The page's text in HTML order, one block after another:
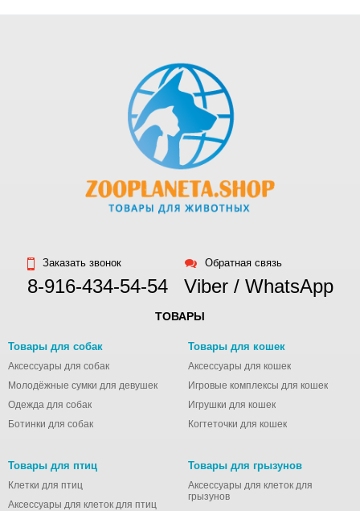
Заказать звонок
8-916-434-54-54
Обратная связь
Viber / WhatsApp
ТОВАРЫ
Товары для собак
Аксессуары для собак
Молодёжные сумки для девушек
Одежда для собак
Ботинки для собак
Товары для кошек
Аксессуары для кошек
Игровые комплексы для кошек
Игрушки для кошек
Когтеточки для кошек
Товары для птиц
Клетки для птиц
Аксессуары для клеток для птиц
Товары для грызунов
Аксессуары для клеток для
грызунов